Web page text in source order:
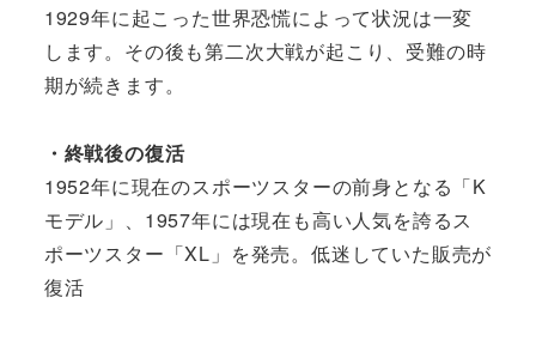
1929年に起こった世界恐慌によって状況は一変
します。その後も第二次大戦が起こり、受難の時
期が続きます。
・終戦後の復活
1952年に現在のスポーツスターの前身となる「K
モデル」、1957年には現在も高い人気を誇るス
ポーツスター「XL」を発売。低迷していた販売が
復活